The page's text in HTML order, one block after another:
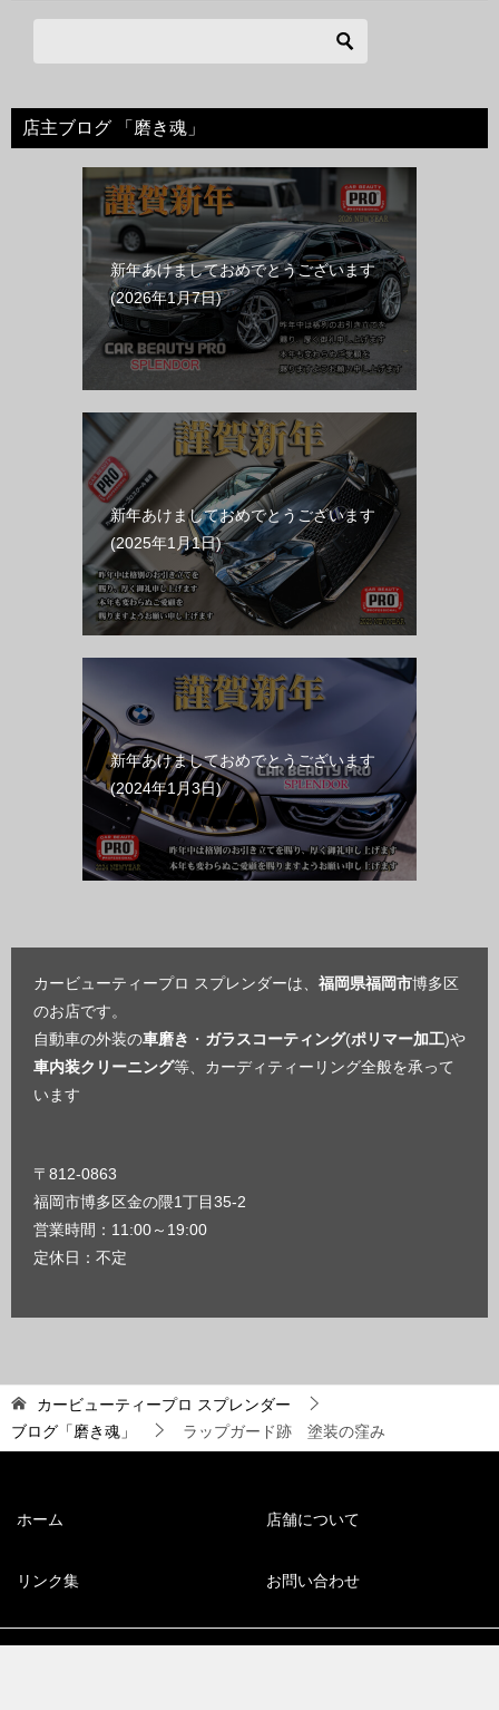
店主ブログ 「磨き魂」
新年あけましておめでとうございます
2026年1月7日
新年あけましておめでとうございます
2025年1月1日
新年あけましておめでとうございます
2024年1月3日
カービューティープロ スプレンダーは、 福岡県福岡市博多区
のお店です。
自動車の外装の車磨き ・ ガラスコーティング(ポリマー加工)や
車内装クリーニング等、カーディティーリング全般を承って
います
〒812-0863
福岡市博多区金の隈1丁目35-2
営業時間：11:00～19:00
定休日：不定
カービューティープロ スプレンダー
ブログ「磨き魂」
ラップガード跡 塗装の窪み
ホーム 店舗について
リンク集 お問い合わせ